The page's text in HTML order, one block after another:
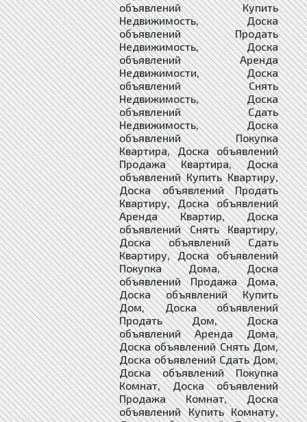
объявлений Купить
Недвижимость, Доска
объявлений Продать
Недвижимость, Доска
объявлений Аренда
Недвижимости, Доска
объявлений Снять
Недвижимость, Доска
объявлений Сдать
Недвижимость, Доска
объявлений Покупка
Квартира, Доска объявлений
Продажа Квартира, Доска
объявлений Купить Квартиру,
Доска объявлений Продать
Квартиру, Доска объявлений
Аренда Квартир, Доска
объявлений Снять Квартиру,
Доска объявлений Сдать
Квартиру, Доска объявлений
Покупка Дома, Доска
объявлений Продажа Дома,
Доска объявлений Купить
Дом, Доска объявлений
Продать Дом, Доска
объявлений Аренда Дома,
Доска объявлений Снять Дом,
Доска объявлений Сдать Дом,
Доска объявлений Покупка
Комнат, Доска объявлений
Продажа Комнат, Доска
объявлений Купить Комнату,